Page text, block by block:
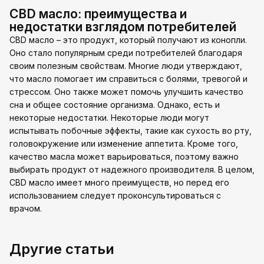
CBD масло: преимущества и
недостатки взглядом потребителей
CBD масло – это продукт, который получают из конопли.
Оно стало популярным среди потребителей благодаря
своим полезным свойствам. Многие люди утверждают,
что масло помогает им справиться с болями, тревогой и
стрессом. Оно также может помочь улучшить качество
сна и общее состояние организма. Однако, есть и
некоторые недостатки. Некоторые люди могут
испытывать побочные эффекты, такие как сухость во рту,
головокружение или изменение аппетита. Кроме того,
качество масла может варьироваться, поэтому важно
выбирать продукт от надежного производителя. В целом,
CBD масло имеет много преимуществ, но перед его
использованием следует проконсультироваться с
врачом.
Другие статьи